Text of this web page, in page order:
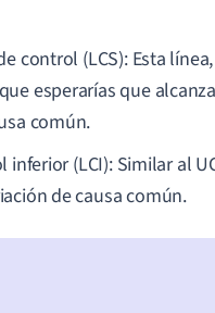
control (LCS): Esta
esperarías que
común.
inferior (LCI): Similar al
de causa común.